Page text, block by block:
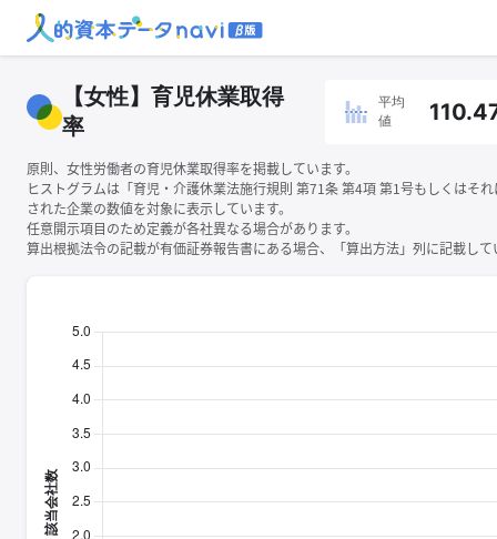
【女性】育児休業取得
率
平均
値
原則、女性労働者の育児休業取得率を掲載しています。
ヒストグラムは「育児・介護休業法施行規則 第71条 第4項 第1号もしくはそ
された企業の数値を対象に表示しています。
任意開示項目のため定義が各社異なる場合があります。
算出根拠法令の記載が有価証券報告書にある場合、「算出方法」列に記載し